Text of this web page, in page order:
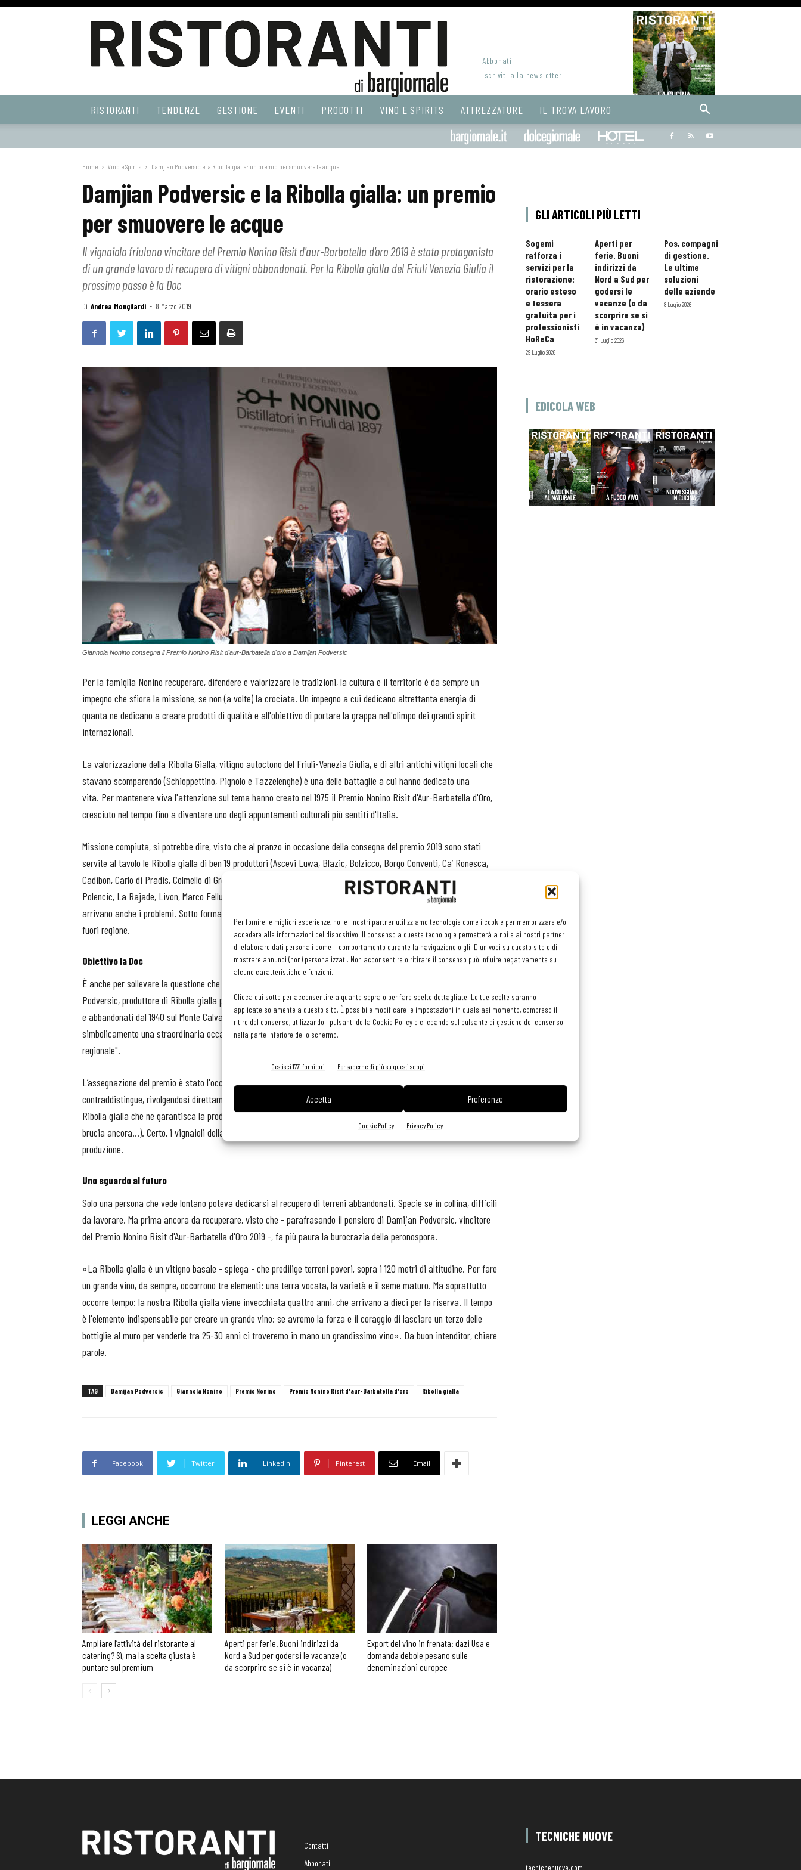
Per fornire le migliori esperienze, noi e i nostri partner utilizziamo tecnologie come i cookie per memorizzare e/o
accedere alle informazioni del dispositivo. Il consenso a queste tecnologie permetterà a noi e ai nostri partner
di elaborare dati personali come il comportamento durante la navigazione o gli ID univoci su questo sito e di
mostrare annunci (non) personalizzati. Non acconsentire o ritirare il consenso può influire negativamente su
alcune caratteristiche e funzioni.
Clicca qui sotto per acconsentire a quanto sopra o per fare scelte dettagliate. Le tue scelte saranno
applicate solamente a questo sito. È possibile modificare le impostazioni in qualsiasi momento, compreso il
ritiro del consenso, utilizzando i pulsanti della Cookie Policy o cliccando sul pulsante di gestione del consenso
nella parte inferiore dello schermo.
Gestisci 1771 fornitori Per saperne di più su questi scopi
Accetta Preferenze
Cookie Policy Privacy Policy
Web
Abbonati
Iscriviti alla newsletter
RISTORANTI TENDENZE GESTIONE EVENTI PRODOTTI VINO E SPIRITS ATTREZZATURE IL TROVA LAVORO
Bargiornale dolcegiornale
Home Vino e Spirits Damjian Podversic e la Ribolla gialla: un premio per smuovere le acque
Damjian Podversic e la Ribolla gialla: un premio
per smuovere le acque
Il vignaiolo friulano vincitore del Premio Nonino Risit d'aur-Barbatella d'oro 2019 è stato protagonista
di un grande lavoro di recupero di vitigni abbandonati. Per la Ribolla gialla del Friuli Venezia Giulia il
prossimo passo è la Doc
Di Andrea Mongilardi - 8 Marzo 2019
Giannola Nonino consegna il Premio Nonino Risit d'aur-Barbatella d'oro a Damijan Podversic
Per la famiglia Nonino recuperare, difendere e valorizzare le tradizioni, la cultura e il territorio è da sempre un
impegno che sfiora la missione, se non (a volte) la crociata. Un impegno a cui dedicano altrettanta energia di
quanta ne dedicano a creare prodotti di qualità e all'obiettivo di portare la grappa nell'olimpo dei grandi spirit
internazionali.
La valorizzazione della Ribolla Gialla, vitigno autoctono del Friuli-Venezia Giulia, e di altri antichi vitigni locali che
stavano scomparendo (Schioppettino, Pignolo e Tazzelenghe) è una delle battaglie a cui hanno dedicato una
vita. Per mantenere viva l'attenzione sul tema hanno creato nel 1975 il Premio Nonino Risit d'Aur-Barbatella d'Oro,
cresciuto nel tempo fino a diventare uno degli appuntamenti culturali più sentiti d'Italia.
Missione compiuta, si potrebbe dire, visto che al pranzo in occasione della consegna del premio 2019 sono stati
servite al tavolo le Ribolla gialla di ben 19 produttori (Ascevi Luwa, Blazic, Bolzicco, Borgo Conventi, Ca’ Ronesca,
Cadibon, Carlo di Pradis, Colmello di Grotta, Crastin, Damijan Podversic, Eugenio Collavini, Gradis’ciutta, Isidoro
Polencic, La Rajade, Livon, Marco Felluga, Primosic, Tenuta Stella, Venica&Venica). A volte, si sa, col successo
arrivano anche i problemi. Sotto forma, in questo caso, di un moltiplicarsi di vigneti coltivati a Ribolla Gialla anche
fuori regione.
Obiettivo la Doc
È anche per sollevare la questione che quest'anno il Premio Nonino Risit d'Aur-Barbatella d'Oro è andato a Damijan
Podversic, produttore di Ribolla gialla protagonista di un grande lavoro di recupero di terreni vocati alla viticultura
e abbandonati dal 1940 sul Monte Calvario, nel goriziano. "Il suo lavoro - dice la motivazione - rappresenta
simbolicamente una straordinaria occasione di ricerca e una delle espressioni più genuine del mondo vitivinicolo
regionale".
L’assegnazione del premio è stato l'occasione per ribadire - lo ha fatto Giannola Nonino con la passione che la
contraddistingue, rivolgendosi direttamente al Presidente della Regione - l'urgenza di attribuire la Doc per la
Ribolla gialla che ne garantisca la produzione esclusivamente per il territorio del Friuli Venezia Giulia (il caso Tocai
brucia ancora...). Certo, i vignaioli della Regione devono fare la loro parte, trovando l’accordo sul disciplinare di
produzione.
Uno sguardo al futuro
Solo una persona che vede lontano poteva dedicarsi al recupero di terreni abbandonati. Specie se in collina, difficili
da lavorare. Ma prima ancora da recuperare, visto che - parafrasando il pensiero di Damijan Podversic, vincitore
del Premio Nonino Risit d'Aur-Barbatella d'Oro 2019 -, fa più paura la burocrazia della peronospora.
«La Ribolla gialla è un vitigno basale - spiega - che predilige terreni poveri, sopra i 120 metri di altitudine. Per fare
un grande vino, da sempre, occorrono tre elementi: una terra vocata, la varietà e il seme maturo. Ma soprattutto
occorre tempo: la nostra Ribolla gialla viene invecchiata quattro anni, che arrivano a dieci per la riserva. Il tempo
è l'elemento indispensabile per creare un grande vino: se avremo la forza e il coraggio di lasciare un terzo delle
bottiglie al muro per venderle tra 25-30 anni ci troveremo in mano un grandissimo vino». Da buon intenditor, chiare
parole.
TAG Damijan Podversic Giannola Nonino Premio Nonino Premio Nonino Risit d'aur-Barbatella d'oro Ribolla gialla
Facebook Twitter Linkedin Pinterest Email
LEGGI ANCHE
Ampliare l’attività del ristorante al
catering? Sì, ma la scelta giusta è
puntare sul premium
Aperti per ferie. Buoni indirizzi da
Nord a Sud per godersi le vacanze (o
da scorprire se si è in vacanza)
Export del vino in frenata: dazi Usa e
domanda debole pesano sulle
denominazioni europee
GLI ARTICOLI PIÙ LETTI
Sogemi
rafforza i
servizi per la
ristorazione:
orario esteso
e tessera
gratuita per i
professionisti
HoReCa
29 Luglio 2026
Aperti per
ferie. Buoni
indirizzi da
Nord a Sud per
godersi le
vacanze (o da
scorprire se si
è in vacanza)
31 Luglio 2026
Pos, compagni
di gestione.
Le ultime
soluzioni
delle aziende
8 Luglio 2026
EDICOLA WEB
Contatti
Abbonati
TECNICHE NUOVE
tecnichenuove.com